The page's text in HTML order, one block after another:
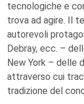
tecnologiche e
trova ad agire. Il
autorevoli
Debray, ecc. –
New York – delle
attraverso cui
tradizione del